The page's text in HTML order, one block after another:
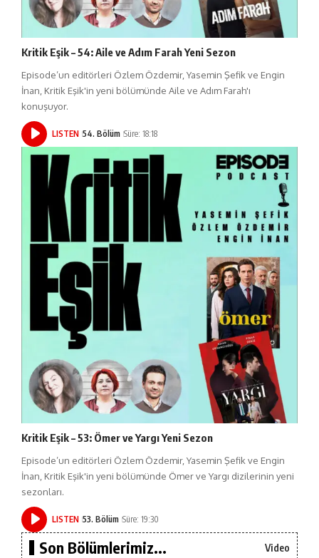
Kritik Eşik – 54: Aile ve Adım Farah Yeni Sezon
Episode’un editörleri Özlem Özdemir, Yasemin Şefik ve Engin
İnan, Kritik Eşik'in yeni bölümünde Aile ve Adım Farah'ı
konuşuyor.
LISTEN 54. Bölüm Süre: 18:18
Kritik Eşik – 53: Ömer ve Yargı Yeni Sezon
Episode’un editörleri Özlem Özdemir, Yasemin Şefik ve Engin
İnan, Kritik Eşik'in yeni bölümünde Ömer ve Yargı dizilerinin yeni
sezonları.
LISTEN 53. Bölüm Süre: 19:30
Son Bölümlerimiz... Video